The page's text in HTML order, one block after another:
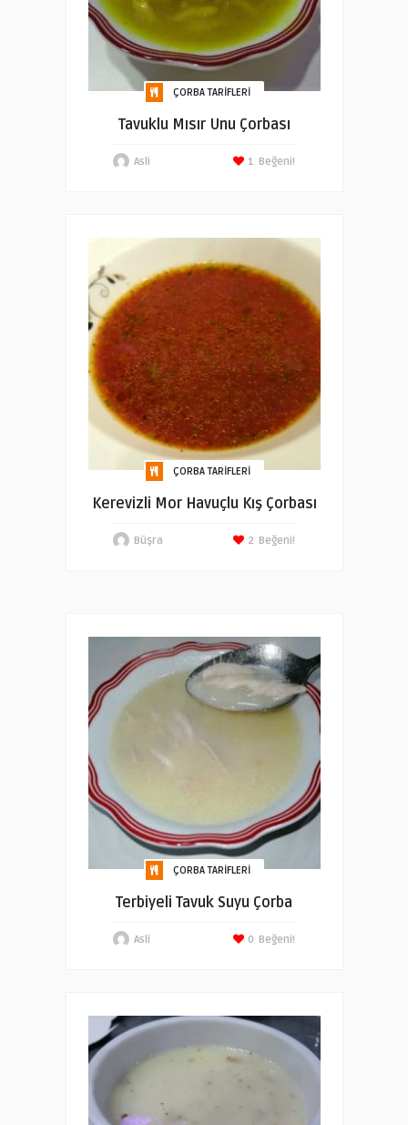
ÇORBA TARIFLERI
Tavuklu Mısır Unu Çorbası
Asli Beğeni!
1
ÇORBA TARIFLERI
Kerevizli Mor Havuçlu Kış Çorbası
Büşra Beğeni!
2
ÇORBA TARIFLERI
Terbiyeli Tavuk Suyu Çorba
Asli Beğeni!
0